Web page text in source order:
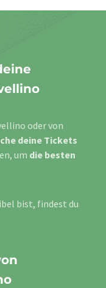
oder von
deine Tickets
um die besten
bist, findest du